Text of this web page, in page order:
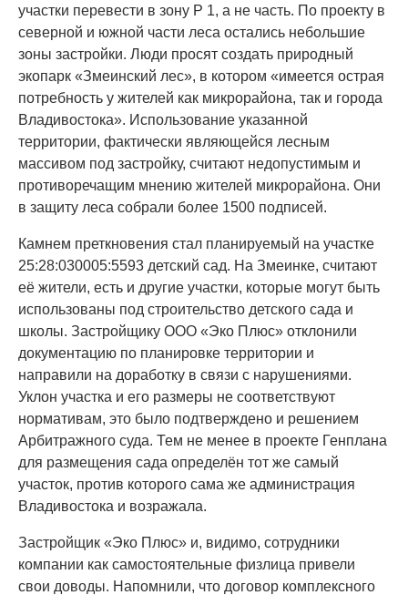
участки перевести в зону Р 1, а не часть. По проекту в
северной и южной части леса остались небольшие
зоны застройки. Люди просят создать природный
экопарк «Змеинский лес», в котором «имеется острая
потребность у жителей как микрорайона, так и города
Владивостока». Использование указанной
территории, фактически являющейся лесным
массивом под застройку, считают недопустимым и
противоречащим мнению жителей микрорайона. Они
в защиту леса собрали более 1500 подписей.
Камнем преткновения стал планируемый на участке
25:28:030005:5593 детский сад. На Змеинке, считают
её жители, есть и другие участки, которые могут быть
использованы под строительство детского сада и
школы. Застройщику ООО «Эко Плюс» отклонили
документацию по планировке территории и
направили на доработку в связи с нарушениями.
Уклон участка и его размеры не соответствуют
нормативам, это было подтверждено и решением
Арбитражного суда. Тем не менее в проекте Генплана
для размещения сада определён тот же самый
участок, против которого сама же администрация
Владивостока и возражала.
Застройщик «Эко Плюс» и, видимо, сотрудники
компании как самостоятельные физлица привели
свои доводы. Напомнили, что договор комплексного